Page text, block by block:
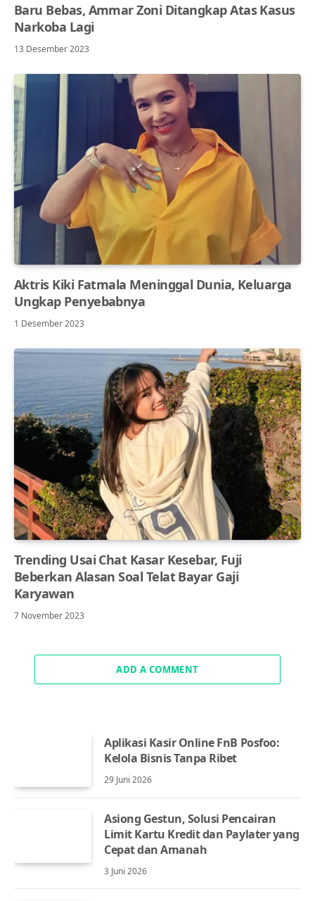
Baru Bebas, Ammar Zoni Ditangkap Atas Kasus
Narkoba Lagi
13 Desember 2023
Aktris Kiki Fatmala Meninggal Dunia, Keluarga
Ungkap Penyebabnya
1 Desember 2023
Trending Usai Chat Kasar Kesebar, Fuji
Beberkan Alasan Soal Telat Bayar Gaji
Karyawan
7 November 2023
ADD A COMMENT
Aplikasi Kasir Online FnB Posfoo:
Kelola Bisnis Tanpa Ribet
29 Juni 2026
Asiong Gestun, Solusi Pencairan
Limit Kartu Kredit dan Paylater yang
Cepat dan Amanah
3 Juni 2026